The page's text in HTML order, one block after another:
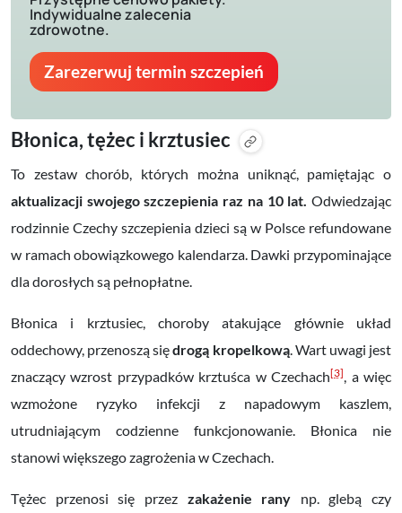
Indywidualne zalecenia
zdrowotne.
Zarezerwuj termin szczepień
Błonica, tężec i krztusiec
To zestaw chorób, których można uniknąć, pamiętając o
aktualizacji swojego szczepienia raz na 10 lat. Odwiedzając
rodzinnie Czechy szczepienia dzieci są w Polsce refundowane
w ramach obowiązkowego kalendarza. Dawki przypominające
dla dorosłych są pełnopłatne.
Błonica i krztusiec, choroby atakujące głównie układ
oddechowy, przenoszą siędrogą kropelkową. Wart uwagi jest
znaczący wzrost przypadków krztuśca w Czechach[3], a więc
wzmożone ryzyko infekcji z napadowym kaszlem,
utrudniającym codzienne funkcjonowanie. Błonica nie
stanowi większego zagrożenia w Czechach.
Tężec przenosi się przez zakażenie rany np. glebą czy